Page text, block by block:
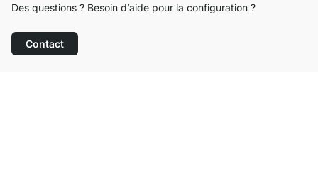
Des questions ? Besoin d’aide pour la configuration ?
Contact